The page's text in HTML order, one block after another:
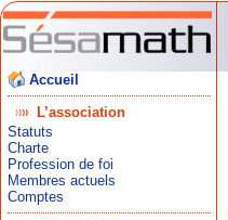
Accueil
L’association
Statuts
Charte
Profession de foi
Membres actuels
Comptes